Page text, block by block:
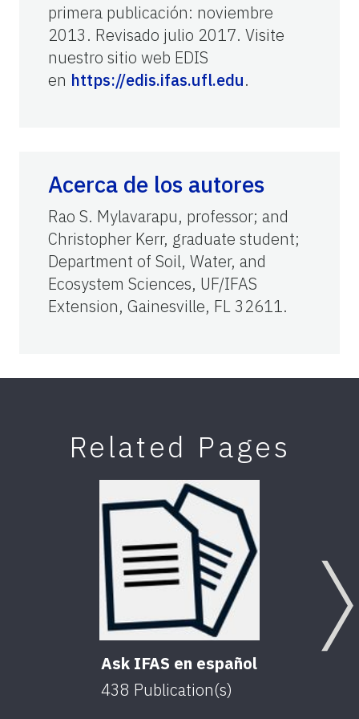
primera publicación: noviembre
2013. Revisado julio 2017. Visite
nuestro sitio web EDIS
en https://edis.ifas.ufl.edu.
Acerca de los autores
Rao S. Mylavarapu, professor; and
Christopher Kerr, graduate student;
Department of Soil, Water, and
Ecosystem Sciences, UF/IFAS
Extension, Gainesville, FL 32611.
Related Pages
Ask IFAS en español
438 Publication(s)